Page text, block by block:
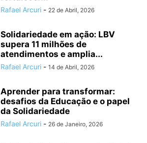
Rafael Arcuri - 22 de Abril, 2026
Solidariedade em ação: LBV
supera 11 milhões de
atendimentos e amplia...
Rafael Arcuri - 14 de Abril, 2026
Aprender para transformar:
desafios da Educação e o papel
da Solidariedade
Rafael Arcuri - 26 de Janeiro, 2026